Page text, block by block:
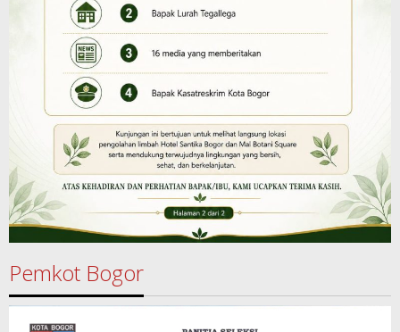
Pemkot Bogor